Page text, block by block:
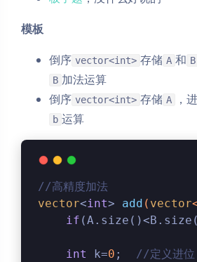
模板
倒序 vector<int> 存储 A 和 B
B 加法运算
倒序 vector<int> 存储 A ，
b 运算
//高精度加法
vector<int> add ( vector
if
int k=0 ; //定义进位